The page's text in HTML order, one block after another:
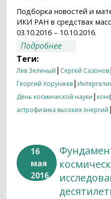
Подборка новостей и
ИКИ РАН в средствах
03.10.2016 – 10.10.2016.
Подробнее
Теги:
Лев Зеленый | Сергей Сазонов|
Георгий Хорунжев|
День космической науки |
астрофизика высоких энергий
16
мая
2016